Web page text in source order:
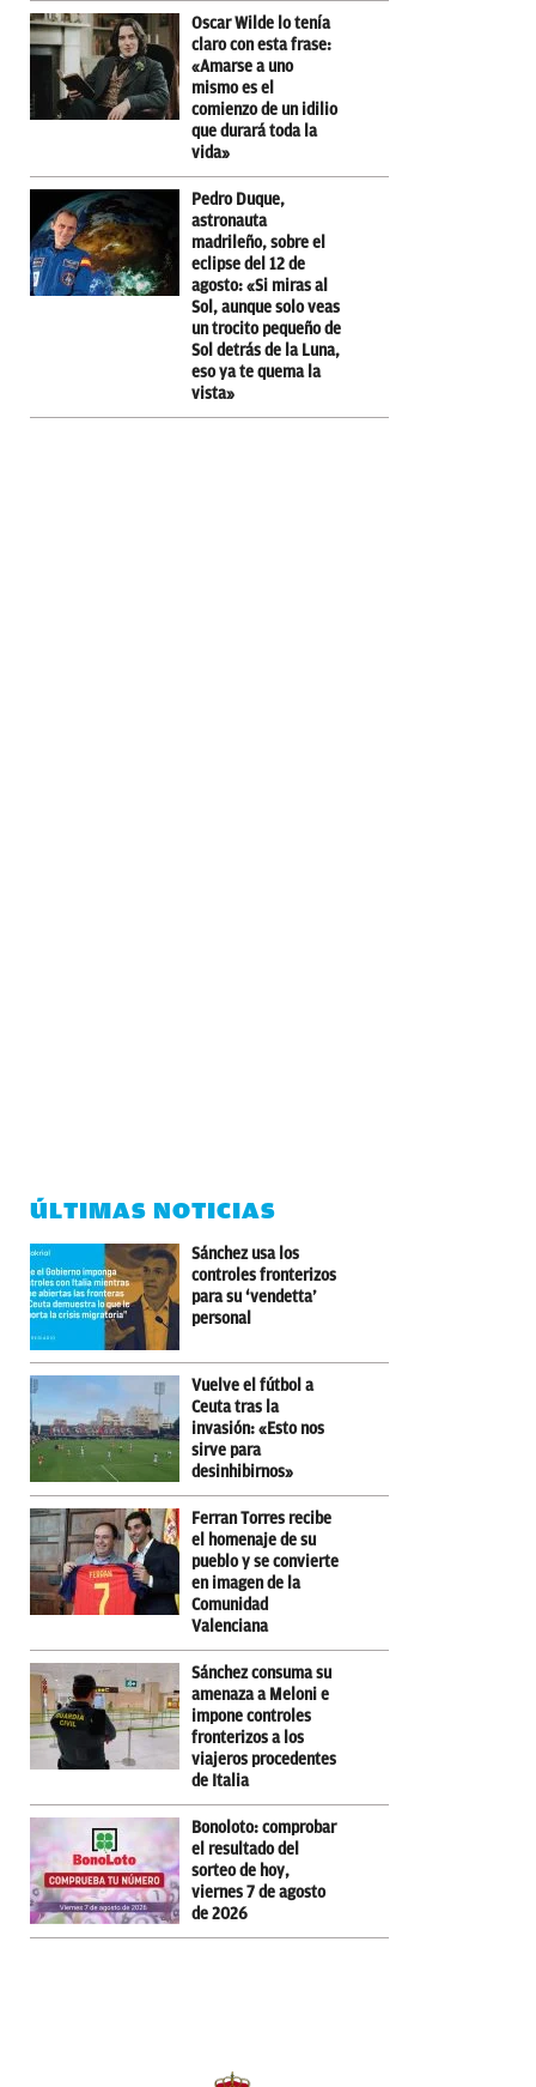
Oscar Wilde lo tenía
claro con esta frase:
«Amarse a uno
mismo es el
comienzo de un idilio
que durará toda la
vida»
Pedro Duque,
astronauta
madrileño, sobre el
eclipse del 12 de
agosto: «Si miras al
Sol, aunque solo veas
un trocito pequeño de
Sol detrás de la Luna,
eso ya te quema la
vista»
ÚLTIMAS NOTICIAS
Sánchez usa los
controles fronterizos
para su ‘vendetta’
personal
Vuelve el fútbol a
Ceuta tras la
invasión: «Esto nos
sirve para
desinhibirnos»
Ferran Torres recibe
el homenaje de su
pueblo y se convierte
en imagen de la
Comunidad
Valenciana
Sánchez consuma su
amenaza a Meloni e
impone controles
fronterizos a los
viajeros procedentes
de Italia
Bonoloto: comprobar
el resultado del
sorteo de hoy,
viernes 7 de agosto
de 2026